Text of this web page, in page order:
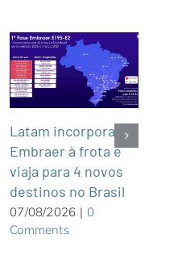
Latam incorpora
Embraer à frota e
viaja para 4 novos
destinos no Brasil
07/08/2026 | 0
Comments